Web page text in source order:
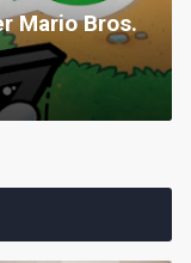
Mario Bros.